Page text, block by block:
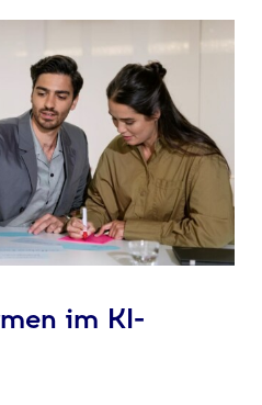
im KI-